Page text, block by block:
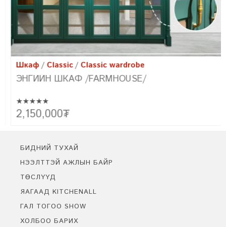
Шкаф Classic Classic wardrobe
ЭНГИЙН ШКАФ /FARMHOUSE/
Эртний сонгодог болон орчин үеийн хэв маягийн хамтад нь
цогцлоосон бидний төгс бүтээл FARMHOUSE-г танилцуулж
бүтээх болсноор үүссэн юм.
2,150,000₮
★★★★★
БИДНИЙ ТУХАЙ
НЭЭЛТТЭЙ АЖЛЫН БАЙР
ТӨСЛҮҮД
ЯАГААД KITCHENALL
ГАЛ ТОГОО SHOW
ХОЛБОО БАРИХ